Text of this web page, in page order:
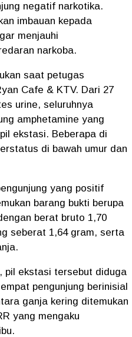
negatif narkotika.
imbauan kepada
menjauhi
narkoba.
saat petugas
Cafe & KTV. Dari 27
urine, seluruhnya
amphetamine yang
ekstasi. Beberapa di
di bawah umur dan
yang positif
barang bukti berupa
berat bruto 1,70
seberat 1,64 gram, serta
pil ekstasi tersebut diduga
pengunjung berinisial
ganja kering ditemukan
yang mengaku